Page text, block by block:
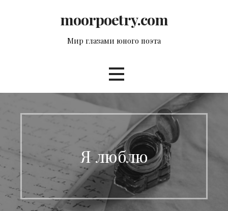
moorpoetry.com
Мир глазами юного поэта
Я люблю